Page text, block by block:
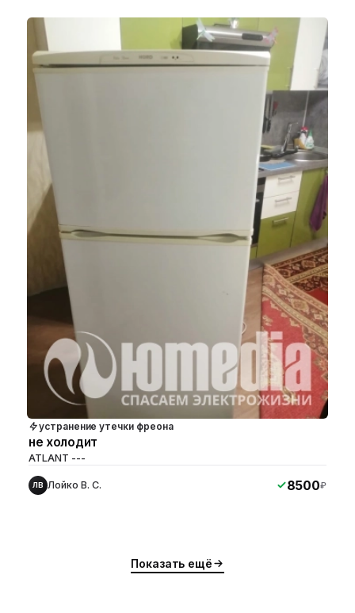
устранение утечки фреона
не холодит
ATLANT ---
ЛВ Лойко В. С. 8500₽
Показать ещё